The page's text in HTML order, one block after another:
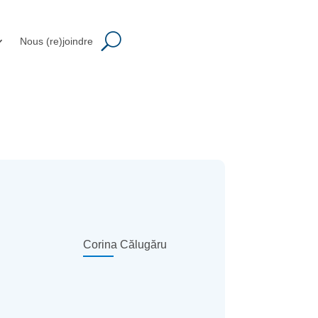
Nous (re)joindre
Corina Călugăru